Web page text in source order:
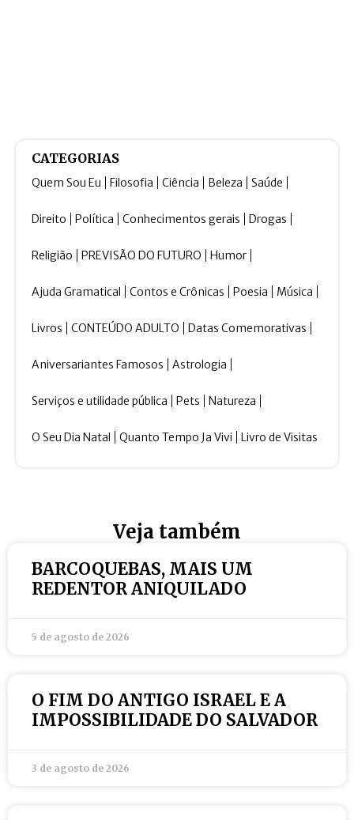
CATEGORIAS
Quem Sou Eu Filosofia Ciência Beleza Saúde
Direito Política Conhecimentos gerais Drogas
Religião PREVISÃO DO FUTURO Humor
Ajuda Gramatical Contos e Crônicas Poesia Música
Livros CONTEÚDO ADULTO Datas Comemorativas
Aniversariantes Famosos Astrologia
Serviços e utilidade pública Pets Natureza
O Seu Dia Natal Quanto Tempo Ja Vivi Livro de Visitas
Veja também
BARCOQUEBAS, MAIS UM
REDENTOR ANIQUILADO
5 de agosto de 2026
O FIM DO ANTIGO ISRAEL E A
IMPOSSIBILIDADE DO SALVADOR
3 de agosto de 2026